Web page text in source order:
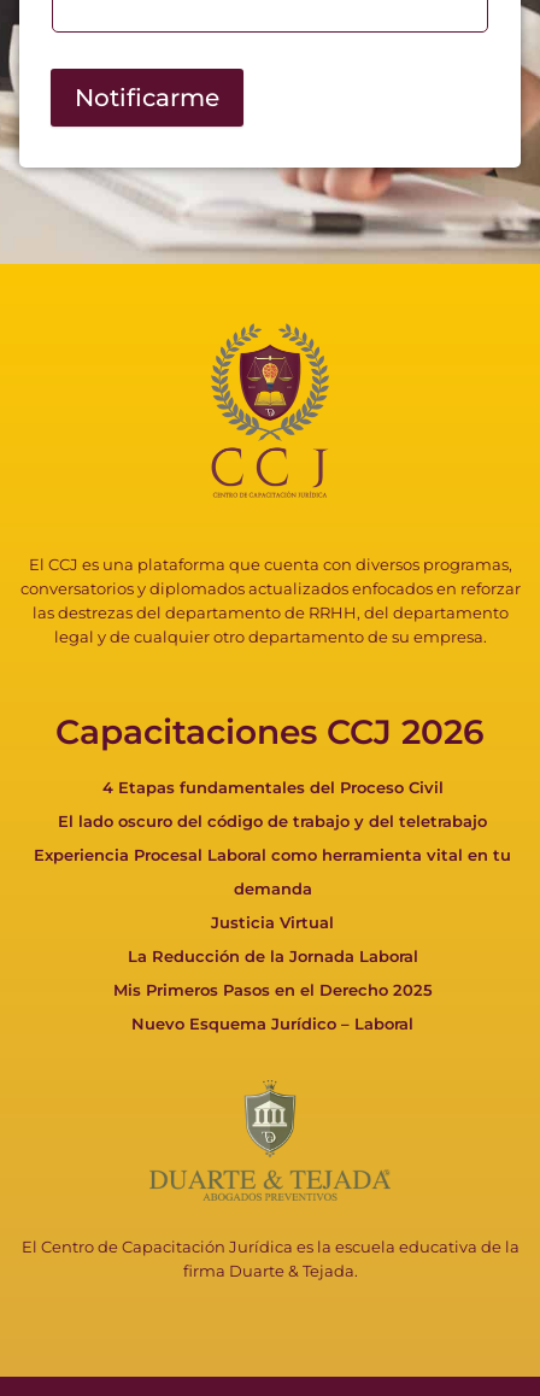
Notificarme
El CCJ es una plataforma que cuenta con diversos programas,
conversatorios y diplomados actualizados enfocados en reforzar
las destrezas del departamento de RRHH, del departamento
legal y de cualquier otro departamento de su empresa.
Capacitaciones CCJ 2026
4 Etapas fundamentales del Proceso Civil
El lado oscuro del código de trabajo y del teletrabajo
Experiencia Procesal Laboral como herramienta vital en tu
demanda
Justicia Virtual
La Reducción de la Jornada Laboral
Mis Primeros Pasos en el Derecho 2025
Nuevo Esquema Jurídico – Laboral
El Centro de Capacitación Jurídica es la escuela educativa de la
firma Duarte & Tejada.